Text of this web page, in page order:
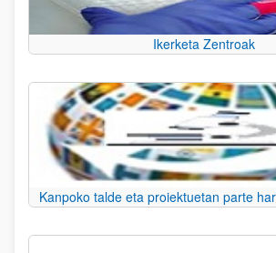
Ikerketa Zentroak
Kanpoko talde eta proiektuetan parte